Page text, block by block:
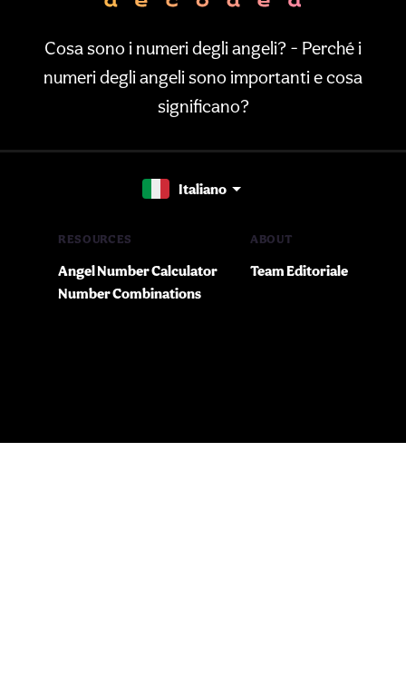
Cosa sono i numeri degli angeli? - Perché i
numeri degli angeli sono importanti e cosa
significano?
Italiano
RESOURCES
Angel Number Calculator
Number Combinations
ABOUT
Team Editoriale